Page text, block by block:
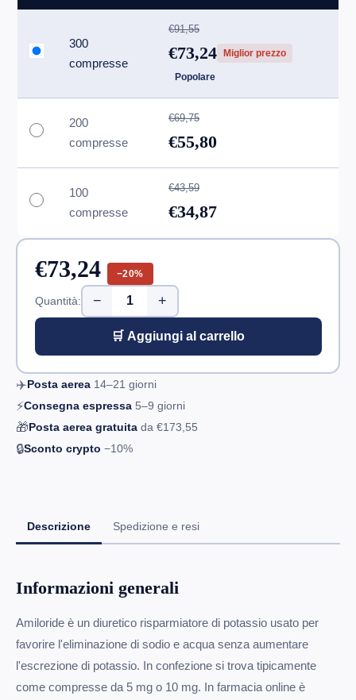
300
compresse
€91,55
€73,24 Miglior prezzo
Popolare
200
compresse
€69,75
€55,80
100
compresse
€43,59
€34,87
€73,24 −20%
Quantità: − +
🛒 Aggiungi al carrello
✈️Posta aerea 14–21 giorni
⚡Consegna espressa 5–9 giorni
🎁Posta aerea gratuita da €173,55
🔒Sconto crypto −10%
Descrizione Spedizione e resi
Informazioni generali
Amiloride è un diuretico risparmiatore di potassio usato per
favorire l'eliminazione di sodio e acqua senza aumentare
l'escrezione di potassio. In confezione si trova tipicamente
come compresse da 5 mg o 10 mg. In farmacia online è